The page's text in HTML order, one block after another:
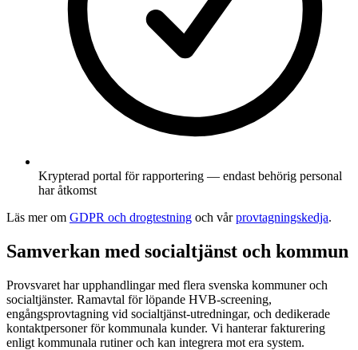
Krypterad portal för rapportering — endast behörig personal
har åtkomst
Läs mer om GDPR och drogtestning och vårprovtagningskedja.
Samverkan med socialtjänst och kommun
Provsvaret har upphandlingar med flera svenska kommuner och
socialtjänster. Ramavtal för löpande HVB-screening,
engångsprovtagning vid socialtjänst-utredningar, och dedikerade
kontaktpersoner för kommunala kunder. Vi hanterar fakturering
enligt kommunala rutiner och kan integrera mot era system.